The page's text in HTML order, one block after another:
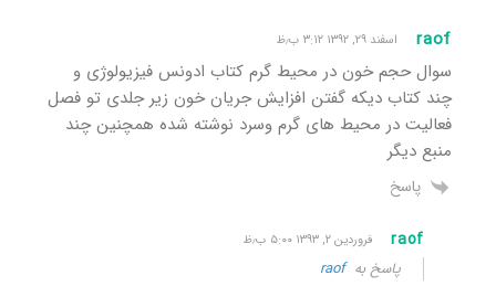
raof اسفند ۲۹, ۱۳۹۲ ۳:۱۲ ب٫ظ
سوال حجم خون در محیط گرم کتاب ادونس فیزیولوژی و
چند کتاب دیکه گفتن افزایش جریان خون زیر جلدی تو فصل
فعالیت در محیط های گرم وسرد نوشته شده همچنین چند
منبع دیگر
پاسخ
raof فروردین ۲, ۱۳۹۳ ۵:۰۰ ب٫ظ
پاسخ بهraof